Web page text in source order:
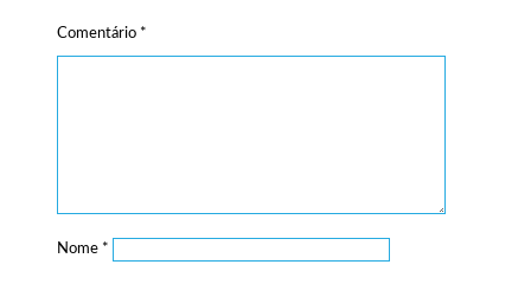
Comentário *
Nome *